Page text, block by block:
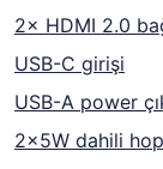
2× HDMI 2.0
USB-C girişi
USB-A power
2×5W dahili